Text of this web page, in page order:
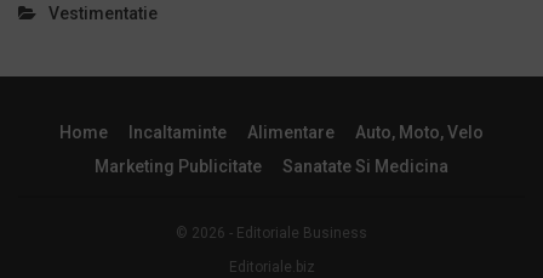
Vestimentatie
Home Incaltaminte Alimentare
Auto, Moto, Velo
Marketing Publicitate
Sanatate Si Medicina
© 2026 - Editoriale Business
Editoriale.biz